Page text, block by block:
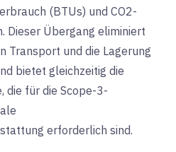
(BTUs) und CO2-
Dieser Übergang eliminiert
Transport und die Lagerung
bietet gleichzeitig die
, die für die Scope-3-
erforderlich sind.